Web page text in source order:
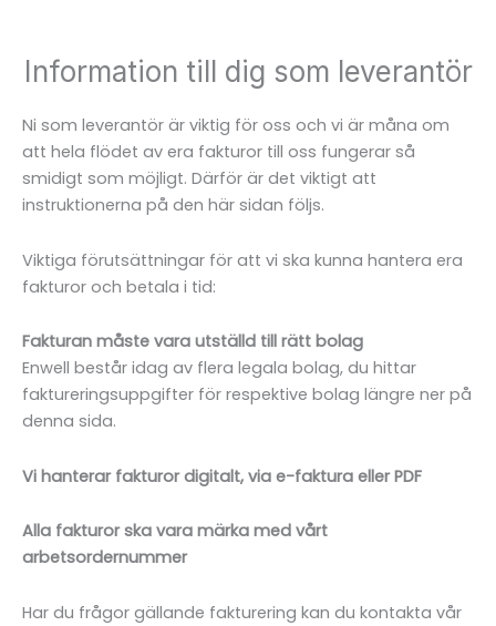
Information till dig som leverantör
Ni som leverantör är viktig för oss och vi är måna om
att hela flödet av era fakturor till oss fungerar så
smidigt som möjligt. Därför är det viktigt att
instruktionerna på den här sidan följs.
Viktiga förutsättningar för att vi ska kunna hantera era
fakturor och betala i tid:
Fakturan måste vara utställd till rätt bolag
Enwell består idag av flera legala bolag, du hittar
faktureringsuppgifter för respektive bolag längre ner på
denna sida.
Vi hanterar fakturor digitalt, via e-faktura eller PDF
Alla fakturor ska vara märka med vårt
arbetsordernummer
Har du frågor gällande fakturering kan du kontakta vår